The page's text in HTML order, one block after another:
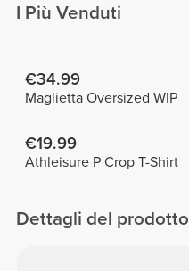
I Più Venduti
€34.99
Maglietta Oversized WIP
€19.99
Athleisure P Crop T-Shirt
Dettagli del prodotto